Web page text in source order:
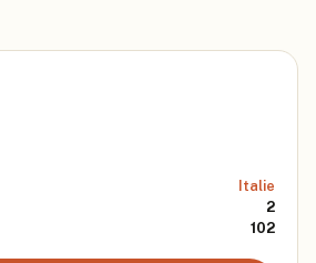
Italie
2
102